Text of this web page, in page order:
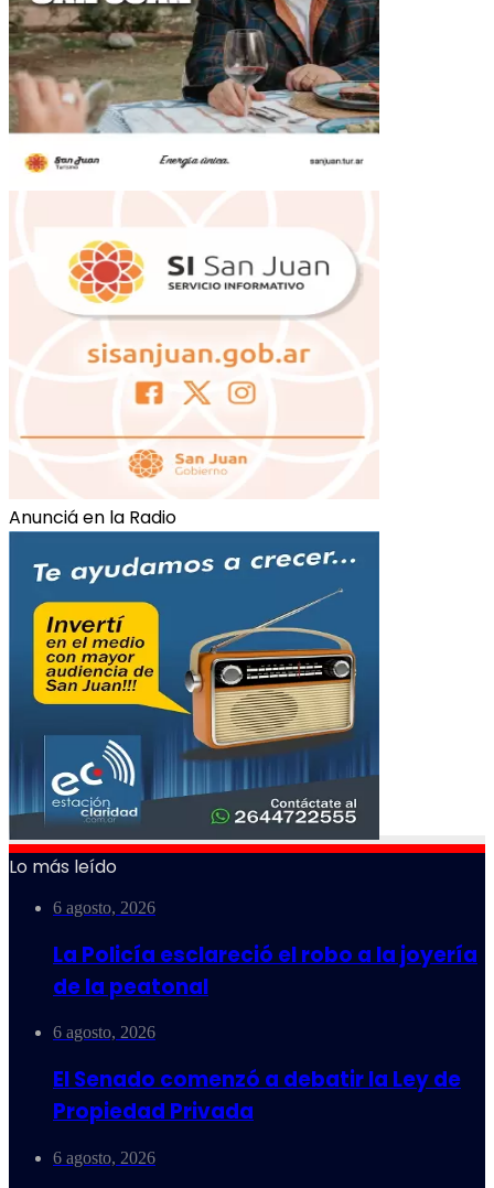
Anunciá en la Radio
Lo más leído
6 agosto, 2026
La Policía esclareció el robo a la joyería
de la peatonal
6 agosto, 2026
El Senado comenzó a debatir la Ley de
Propiedad Privada
6 agosto, 2026